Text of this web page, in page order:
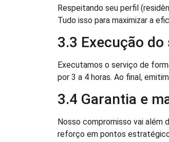
Respeitando seu perfil
Tudo isso para maximizar a
3.3 Execução
Executamos o serviço de
por 3 a 4 horas. Ao final,
3.4 Garantia e
Nosso compromisso vai além
reforço em pontos